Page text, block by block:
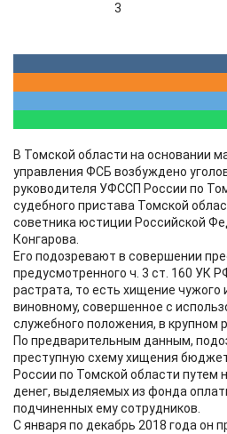
3
В Томской области на основании
управления ФСБ возбуждено
руководителя УФССП России по
судебного пристава Томской
советника юстиции Российской
Конгарова.
Его подозревают в совершении
предусмотренного ч. 3 ст. 160 УК
растрата, то есть хищение чужого
виновному, совершенное с
служебного положения, в крупном
По предварительным данным,
преступную схему хищения
России по Томской области путем
денег, выделяемых из фонда
подчиненных ему сотрудников.
С января по декабрь 2018 года он